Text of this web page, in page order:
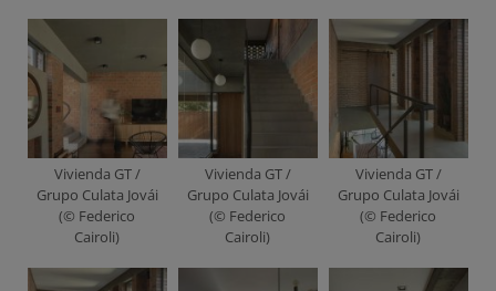
Vivienda GT /
Grupo Culata Jovái
(© Federico
Cairoli)
Vivienda GT /
Grupo Culata Jovái
(© Federico
Cairoli)
Vivienda GT /
Grupo Culata Jovái
(© Federico
Cairoli)